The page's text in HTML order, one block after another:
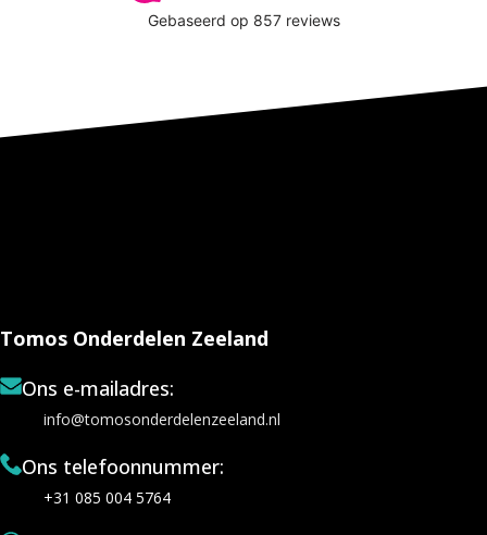
Tomos Onderdelen Zeeland
Ons e-mailadres:
info@tomosonderdelenzeeland.nl
Ons telefoonnummer:
+31 085 004 5764